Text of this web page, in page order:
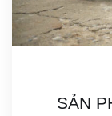
SẢN